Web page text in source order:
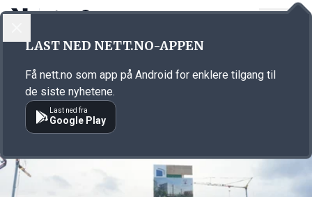
Annonsørinnhold
LAST NED NETT.NO-APPEN
Få nett.no som app på Android for enklere tilgang til
de siste nyhetene.
Last ned fra
Google Play